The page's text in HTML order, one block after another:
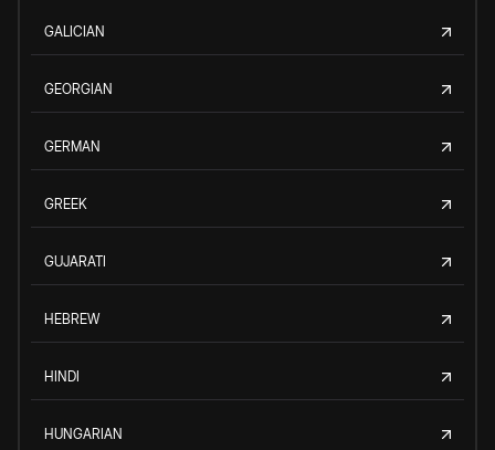
GALICIAN
GEORGIAN
GERMAN
GREEK
GUJARATI
HEBREW
HINDI
HUNGARIAN